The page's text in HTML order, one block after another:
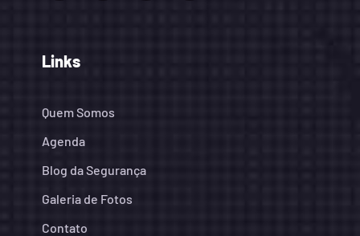
Links
Quem Somos
Agenda
Blog da Segurança
Galeria de Fotos
Contato